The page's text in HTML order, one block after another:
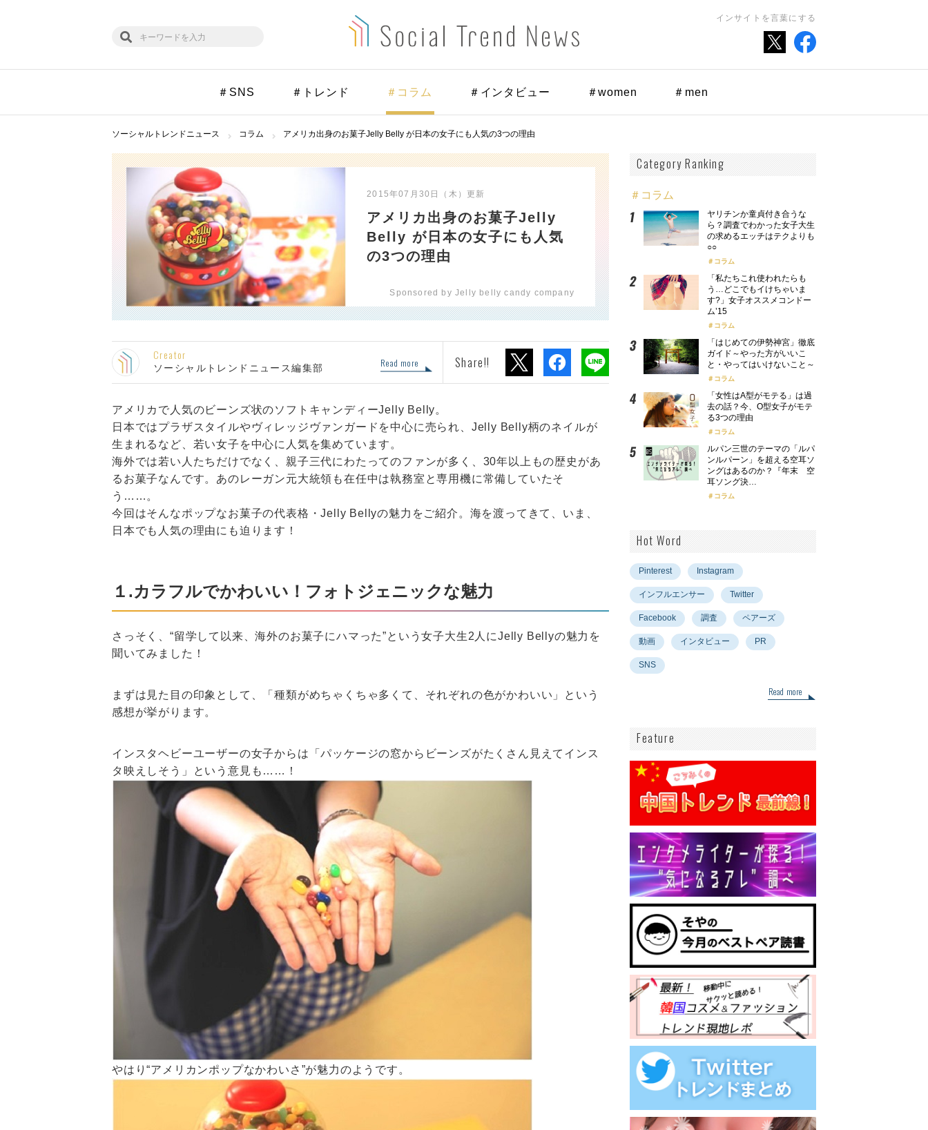
インサイトを言葉にする
＃SNS ＃トレンド ＃コラム ＃インタビュー ＃women ＃men
ソーシャルトレンドニュース コラム アメリカ出身のお菓子Jelly Belly が日本の女子にも人気の3つの理由
2015年07月30日（木）更新
アメリカ出身のお菓子Jelly
Belly が日本の女子にも人気
の3つの理由
Sponsored by Jelly belly candy company
Creator
ソーシャルトレンドニュース編集部 Read more Share!!
アメリカで人気のビーンズ状のソフトキャンディーJelly Belly。
日本ではプラザスタイルやヴィレッジヴァンガードを中心に売られ、Jelly Belly柄のネイルが
生まれるなど、若い女子を中心に人気を集めています。
海外では若い人たちだけでなく、親子三代にわたってのファンが多く、30年以上もの歴史があ
るお菓子なんです。あのレーガン元大統領も在任中は執務室と専用機に常備していたそ
う……。
今回はそんなポップなお菓子の代表格・Jelly Bellyの魅力をご紹介。海を渡ってきて、いま、
日本でも人気の理由にも迫ります！
１.カラフルでかわいい！フォトジェニックな魅力
さっそく、“留学して以来、海外のお菓子にハマった”という女子大生2人にJelly Bellyの魅力を
聞いてみました！
まずは見た目の印象として、「種類がめちゃくちゃ多くて、それぞれの色がかわいい」という
感想が挙がります。
インスタヘビーユーザーの女子からは「パッケージの窓からビーンズがたくさん見えてインス
タ映えしそう」という意見も……！
やはり“アメリカンポップなかわいさ”が魅力のようです。
Category Ranking
＃コラム
ヤリチンか童貞付き合うな
ら？調査でわかった女子大生
の求めるエッチはテクよりも
○○
コラム
「私たちこれ使われたらも
う…どこでもイけちゃいま
す?」女子オススメコンドー
ム’15
コラム
「はじめての伊勢神宮」徹底
ガイド～やった方がいいこ
と・やってはいけないこと～
コラム
「女性はA型がモテる」は過
去の話？今、O型女子がモテ
る3つの理由
コラム
ルパン三世のテーマの「ルパ
ンルパーン」を超える空耳ソ
ングはあるのか？『年末 空
耳ソング決…
コラム
Hot Word
Pinterest Instagram
インフルエンサー Twitter
Facebook 調査 ペアーズ
動画 インタビュー PR
SNS
Read more
Feature